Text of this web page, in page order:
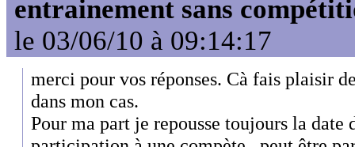
entrainement sans
le 03/06/10 à 09:14:17
merci pour vos réponses. Cà fais plaisir
dans mon cas.
Pour ma part je repousse toujours la date